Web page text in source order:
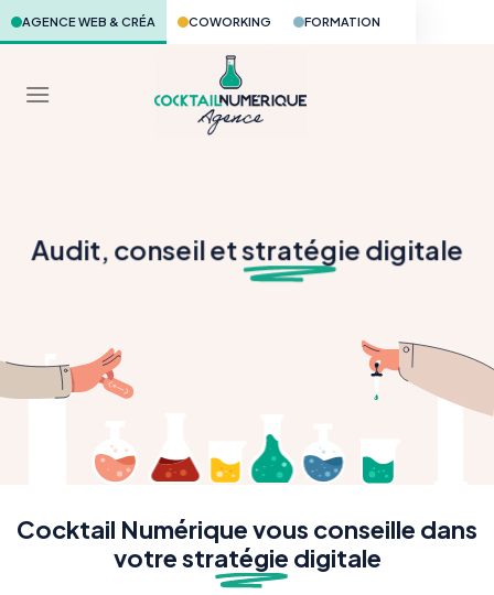
Skip
to
AGENCE WEB & CRÉA COWORKING FORMATION
Audit, conseil etstratégie digitale
Cocktail Numérique vous conseille dans
votre stratégie digitale